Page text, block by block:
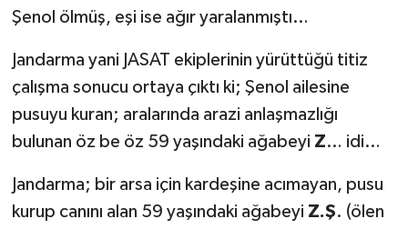
Şenol ölmüş, eşi ise ağır yaralanmıştı…
Jandarma yani JASAT ekiplerinin yürüttüğü titiz
çalışma sonucu ortaya çıktı ki; Şenol ailesine
pusuyu kuran; aralarında arazi anlaşmazlığı
bulunan öz be öz 59 yaşındaki ağabeyi Z… idi…
Jandarma; bir arsa için kardeşine acımayan, pusu
kurup canını alan 59 yaşındaki ağabeyi Z.Ş. (ölen